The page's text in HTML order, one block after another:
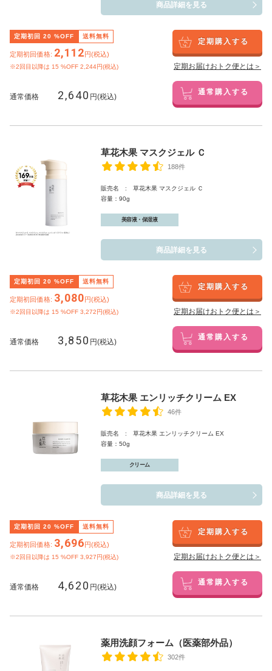
商品詳細を見る
定期初回 20 %OFF 送料無料
定期初回価格: 2,112円(税込)
※2回目以降は 15 %OFF 2,244円(税込)
定期購入する
定期お届けおトク便とは＞
通常価格 2,640 円(税込) 通常購入する
草花木果 マスクジェル Ｃ
188件
販売名 : 草花木果 マスクジェル Ｃ
容量：90g
美容液・保湿液
商品詳細を見る
定期初回 20 %OFF 送料無料
定期初回価格: 3,080円(税込)
※2回目以降は 15 %OFF 3,272円(税込)
定期購入する
定期お届けおトク便とは＞
通常価格 3,850 円(税込) 通常購入する
草花木果 エンリッチクリーム EX
46件
販売名 : 草花木果 エンリッチクリーム EX
容量：50g
クリーム
商品詳細を見る
定期初回 20 %OFF 送料無料
定期初回価格: 3,696円(税込)
※2回目以降は 15 %OFF 3,927円(税込)
定期購入する
定期お届けおトク便とは＞
通常価格 4,620 円(税込) 通常購入する
薬用洗顔フォーム（医薬部外品）
302件